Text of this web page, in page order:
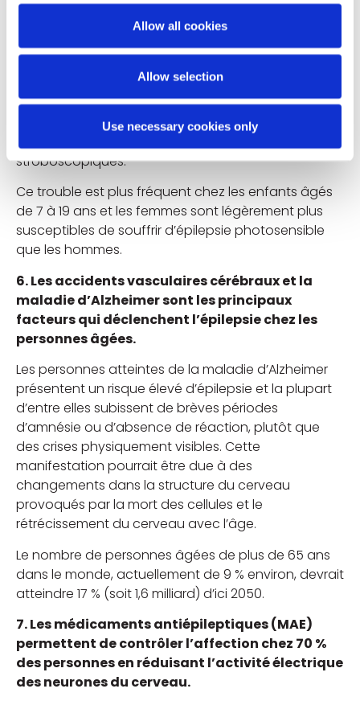
Allow all cookies
Allow selection
Use necessary cookies only
L’épilepsie photosensible peut être déclenchée par
des lumières clignotant ou scintillant à une
fréquence comprise entre 16 et 25 fois par seconde,
fréquence puisse être réduite à seulement 3 fois par
seconde. Les images et les motifs clignotants
peuvent aller des lumières de vélo et de Noël aux
écrans de télévision et aux lumières
stroboscopiques.
Ce trouble est plus fréquent chez les enfants âgés
de 7 à 19 ans et les femmes sont légèrement plus
susceptibles de souffrir d’épilepsie photosensible
que les hommes.
6. Les accidents vasculaires cérébraux et la
maladie d’Alzheimer sont les principaux
facteurs qui déclenchent l’épilepsie chez les
personnes âgées.
Les personnes atteintes de la maladie d’Alzheimer
présentent un risque élevé d’épilepsie et la plupart
d’entre elles subissent de brèves périodes
d’amnésie ou d’absence de réaction, plutôt que
des crises physiquement visibles. Cette
manifestation pourrait être due à des
changements dans la structure du cerveau
provoqués par la mort des cellules et le
rétrécissement du cerveau avec l’âge.
Le nombre de personnes âgées de plus de 65 ans
dans le monde, actuellement de 9 % environ, devrait
atteindre 17 % (soit 1,6 milliard) d’ici 2050.
7. Les médicaments antiépileptiques (MAE)
permettent de contrôler l’affection chez 70 %
des personnes en réduisant l’activité électrique
des neurones du cerveau.